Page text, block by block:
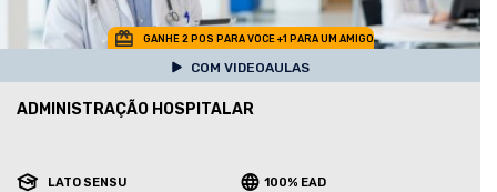
GANHE 2 POS PARA VOCE +1 PARA UM AMIGO
COM VIDEOAULAS
ADMINISTRAÇÃO HOSPITALAR
LATO SENSU 100% EAD